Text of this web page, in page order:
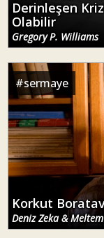
Derinleşen
Olabilir
Gregory P. Williams
#sermaye
Korkut
Deniz Zeka & Meltem